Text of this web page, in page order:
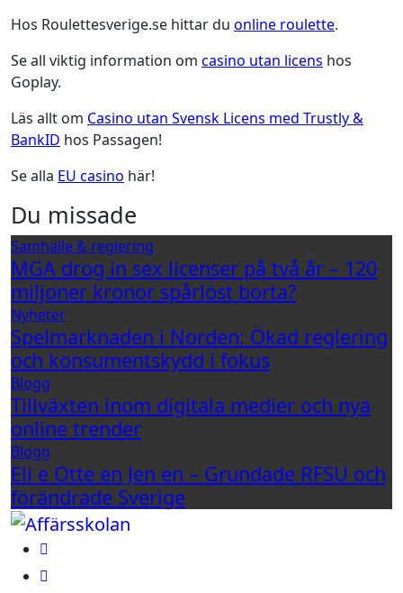
Hos Roulettesverige.se hittar du online roulette.
Se all viktig information om casino utan licens hos
Goplay.
Läs allt om Casino utan Svensk Licens med Trustly &
BankID hos Passagen!
Se alla EU casino här!
Du missade
Samhälle & reglering
MGA drog in sex licenser på två år – 120
miljoner kronor spårlöst borta?
Nyheter
Spelmarknaden i Norden: Ökad reglering
och konsumentskydd i fokus
Blogg
Tillväxten inom digitala medier och nya
online trender
Blogg
Eli e Otte en Jen en – Grundade RFSU och
förändrade Sverige